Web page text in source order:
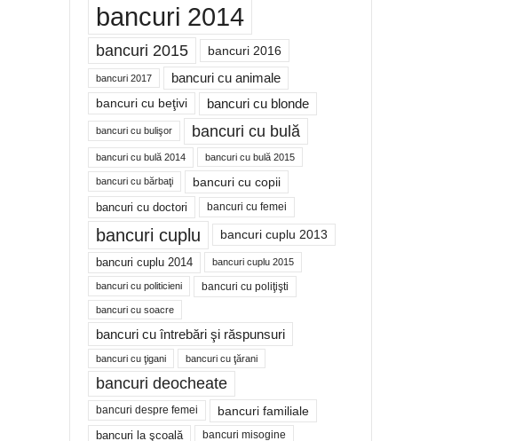
bancuri 2014
bancuri 2015 bancuri 2016
bancuri 2017 bancuri cu animale
bancuri cu beţivi bancuri cu blonde
bancuri cu bulişor bancuri cu bulă
bancuri cu bulă 2014 bancuri cu bulă 2015
bancuri cu bărbaţi bancuri cu copii
bancuri cu doctori bancuri cu femei
bancuri cuplu bancuri cuplu 2013
bancuri cuplu 2014 bancuri cuplu 2015
bancuri cu politicieni bancuri cu poliţişti
bancuri cu soacre
bancuri cu întrebări şi răspunsuri
bancuri cu ţigani bancuri cu ţărani
bancuri deocheate
bancuri despre femei bancuri familiale
bancuri la şcoală bancuri misogine